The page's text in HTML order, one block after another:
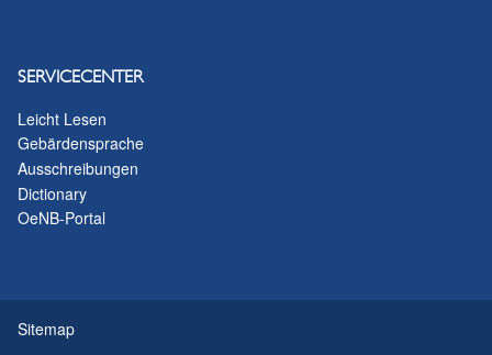
SERVICECENTER
Leicht Lesen
Gebärdensprache
Ausschreibungen
Dictionary
OeNB-Portal
Sitemap